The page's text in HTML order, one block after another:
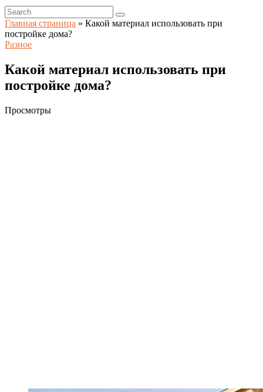
Главная страница » Какой материал использовать при
постройке дома?
Разное
Какой материал использовать при
постройке дома?
Просмотры